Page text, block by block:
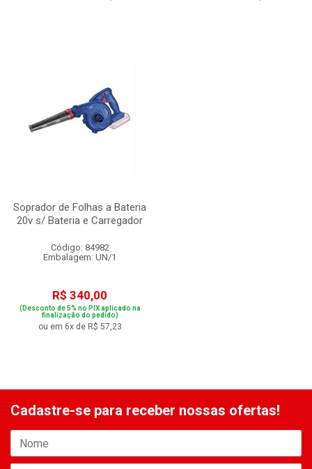
Soprador de Folhas a Bateria
20v s/ Bateria e Carregador
Código: 84982
Embalagem: UN/1
R$ 340,00
(Desconto de 5% no PIX aplicado na
finalização do pedido)
ou em 6x de R$ 57,23
Cadastre-se para receber nossas ofertas!